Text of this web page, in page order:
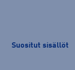
Suositut sisällöt